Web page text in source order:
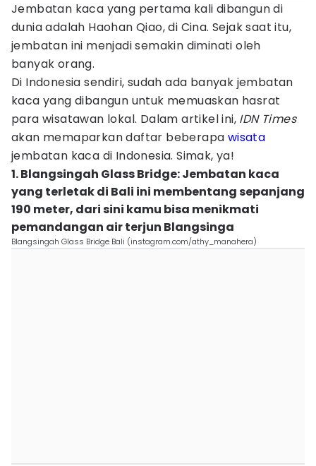
Jembatan kaca yang pertama kali dibangun di
dunia adalah Haohan Qiao, di Cina. Sejak saat itu,
jembatan ini menjadi semakin diminati oleh
banyak orang.
Di Indonesia sendiri, sudah ada banyak jembatan
kaca yang dibangun untuk memuaskan hasrat
para wisatawan lokal. Dalam artikel ini, IDN Times
akan memaparkan daftar beberapa wisata
jembatan kaca di Indonesia. Simak, ya!
1. Blangsingah Glass Bridge: Jembatan kaca
yang terletak di Bali ini membentang sepanjang
190 meter, dari sini kamu bisa menikmati
pemandangan air terjun Blangsinga
Blangsingah Glass Bridge Bali (instagram.com/athy_manahera)